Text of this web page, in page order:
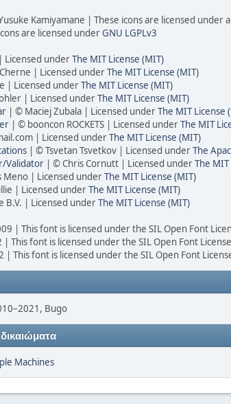
Kamiyamane | These icons are licensed under
are licensed underGNU LGPLv3
Licensed underThe MIT License (MIT)
| Licensed underThe MIT License (MIT)
| Licensed underThe MIT License (MIT)
| Licensed underThe MIT License (MIT)
| © Maciej Zubala | Licensed underThe MIT License
| © booncon ROCKETS | Licensed underThe MIT
| Licensed underThe MIT License (MIT)
| © Tsvetan Tsvetkov | Licensed underThe
Validator | © Chris Cornutt | Licensed underThe
Meno | Licensed underThe MIT License (MIT)
| Licensed underThe MIT License (MIT)
B.V. | Licensed underThe MIT License (MIT)
| This font is licensed under the SIL Open Font
This font is licensed under the SIL Open Font
| This font is licensed under the SIL Open Font
Bugo
Machines